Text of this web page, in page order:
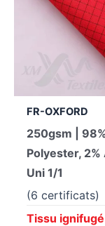
FR-OXFORD
250gsm |
Polyester, 2%
Uni 1/1
(6 certificats)
Tissu ignifugé